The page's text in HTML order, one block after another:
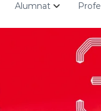
Alumnat